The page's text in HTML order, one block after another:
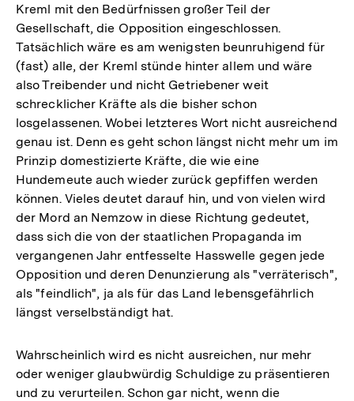
Kreml mit den Bedürfnissen großer Teil der
Gesellschaft, die Opposition eingeschlossen.
Tatsächlich wäre es am wenigsten beunruhigend für
(fast) alle, der Kreml stünde hinter allem und wäre
also Treibender und nicht Getriebener weit
schrecklicher Kräfte als die bisher schon
losgelassenen. Wobei letzteres Wort nicht ausreichend
genau ist. Denn es geht schon längst nicht mehr um im
Prinzip domestizierte Kräfte, die wie eine
Hundemeute auch wieder zurück gepfiffen werden
können. Vieles deutet darauf hin, und von vielen wird
der Mord an Nemzow in diese Richtung gedeutet,
dass sich die von der staatlichen Propaganda im
vergangenen Jahr entfesselte Hasswelle gegen jede
Opposition und deren Denunzierung als "verräterisch",
als "feindlich", ja als für das Land lebensgefährlich
längst verselbständigt hat.
Wahrscheinlich wird es nicht ausreichen, nur mehr
oder weniger glaubwürdig Schuldige zu präsentieren
und zu verurteilen. Schon gar nicht, wenn die